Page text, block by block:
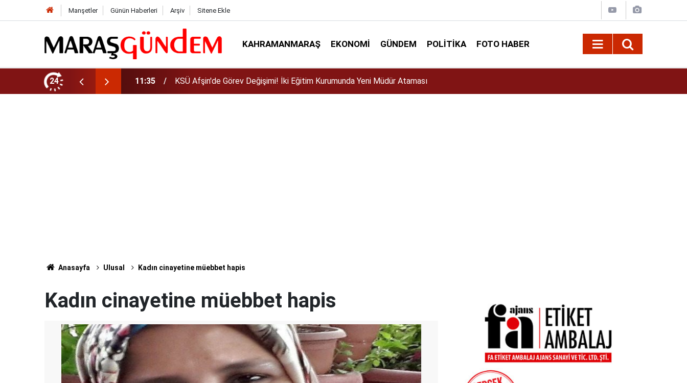
Manşetler Günün Haberleri Arşiv Sitene Ekle
KAHRAMANMARAŞ EKONOMI GÜNDEM POLITIKA FOTO HABER
24
Müdür Ataması 10:14 Funda Arar konser için Kahramanmaraş’a geliyor!
Anasayfa Ulusal Kadın cinayetine müebbet hapis
Kadın cinayetine müebbet hapis